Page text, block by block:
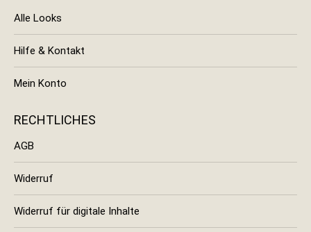
Alle Looks
Hilfe & Kontakt
Mein Konto
RECHTLICHES
AGB
Widerruf
Widerruf für digitale Inhalte